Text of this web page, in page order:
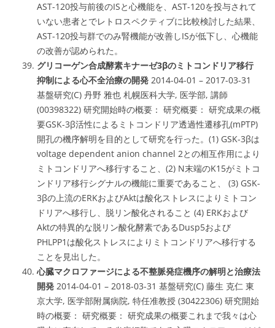
AST-120投与前後のISと心機能を、AST-120を投与されて
いない患者とでレトロスペクティブに比較検討した結果、
AST-120投与群でのみ腎機能が改善しISが低下し、心機能
の改善が認められた。
グリコーゲン合成酵素キナーゼ3βのミトコンドリア移行
抑制による心不全治療の開発 2014-04-01 – 2017-03-31
基盤研究(C) 丹野 雅也 札幌医科大学, 医学部, 講師
(00398322) 研究開始時の概要： 研究概要： 研究成果の概
要GSK-3β活性によるミトコンドリア透過性遷移孔(mPTP)
開孔の機序解明を目的として研究を行った。(1) GSK-3βは
voltage dependent anion channel 2との相互作用により
ミトコンドリアへ移行すること、(2) N末端のK15がミトコ
ンドリア移行シグナルの機能に重要であること、 (3) GSK-
3βの上流のERKおよびAktは酸化ストレスによりミトコン
ドリアへ移行し、脱リン酸化されること (4) ERKおよび
Aktの特異的な脱リン酸化酵素であるDusp5および
PHLPP1は酸化ストレスによりミトコンドリアへ移行する
ことを見出した。
心臓マクロファージによる不整脈発症機序の解明と治療法
開発 2014-04-01 – 2018-03-31 基盤研究(C) 藤生 克仁 東
京大学, 医学部附属病院, 特任准教授 (30422306) 研究開始
時の概要： 研究概要： 研究成果の概要これまで我々は心